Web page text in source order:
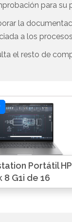
para su
la
a los
el resto de
Portátil HP
8 G1i de 16